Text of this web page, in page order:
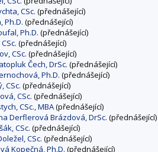
CSc. (přednášející)
Ph.D. (přednášející)
Ph.D. (přednášející)
(přednášející)
CSc. (přednášející)
Čech, DrSc. (přednášející)
Ph.D. (přednášející)
CSc. (přednášející)
CSc. (přednášející)
CSc., MBA(přednášející)
Derflerová Brázdová, DrSc. (přednášející)
CSc. (přednášející)
CSc. (přednášející)
Kopečná, Ph.D. (přednášející)